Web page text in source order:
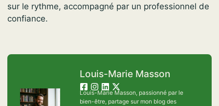
sur le rythme, accompagné par un professionnel de
confiance.
Louis-Marie Masson
Louis-Marie Masson, passionné par le
bien-être, partage sur mon blog des